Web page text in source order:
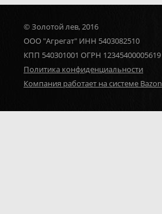
© Золотой лев, 2016
ООО "Агрегат" ИНН 5403082510
КПП 540301001 ОГРН 12345400005619
Политика конфиденциальности
Компания работает на системе Bazon